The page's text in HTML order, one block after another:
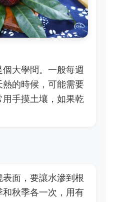
大學問。一般每週
的時候，可能需要
手摸土壤，如果乾
面，要讓水滲到根
秋季各一次，用有